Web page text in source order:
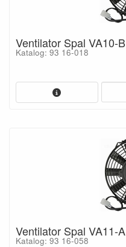
Ventilator Spal VA10-
Katalog: 93 16-018
Ventilator Spal VA11-
Katalog: 93 16-058